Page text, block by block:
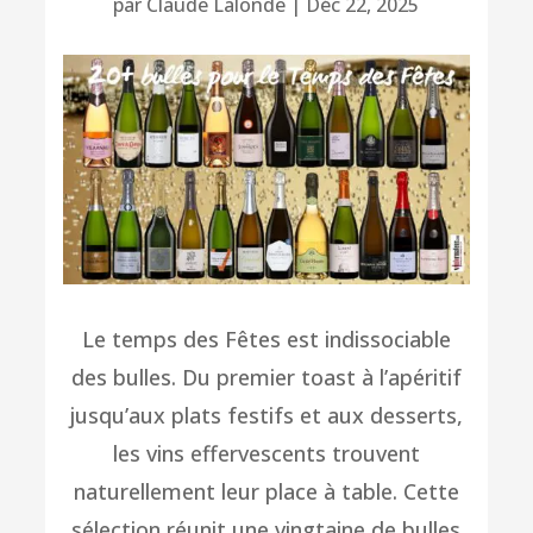
Le temps des Fêtes est indissociable
des bulles. Du premier toast à l’apéritif
jusqu’aux plats festifs et aux desserts,
les vins effervescents trouvent
naturellement leur place à table. Cette